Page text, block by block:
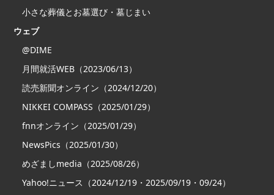
小さな葬儀とお墓選び・墓じまい
ウェブ
@DIME
月間就活WEB（2023/06/13）
読売新聞オンライン（2024/12/20）
NIKKEI COMPASS（2025/01/29）
fnnオンライン（2025/01/29）
NewsPics（2025/01/30）
めざましmedia（2025/08/26）
Yahoo!ニュース（2024/12/19・2025/09/19・09/24）